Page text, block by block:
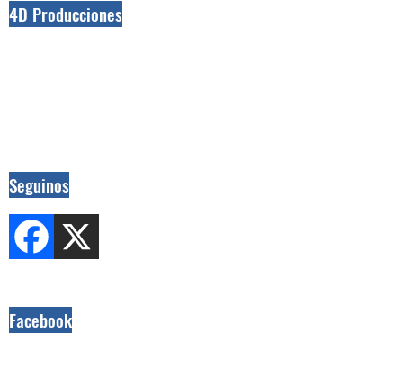
4D Producciones
Seguinos
Facebook